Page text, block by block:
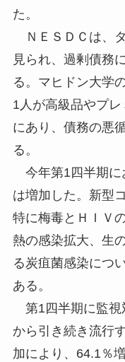
た。
ＮＥＳＤＣは、
見られ、過剰債務
る。マヒドン大学
1人が高級品やプ
にあり、債務の悪
る。
今年第1四半期に
は増加した。新型
特に梅毒とＨＩＶ
熱の感染拡大、生
る炭疽菌感染につ
ある。
第1四半期に監視
から引き続き流行
加により、64.1％